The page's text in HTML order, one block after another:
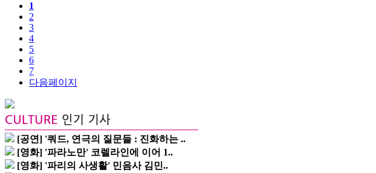
1
2
3
4
5
6
7
다음페이지
[공연] '쿼드, 연극의 질문들 : 진화하는 ..
[영화] '파라노만' 코렐라인에 이어 1..
[영화] '파리의 사생활' 민음사 김민..